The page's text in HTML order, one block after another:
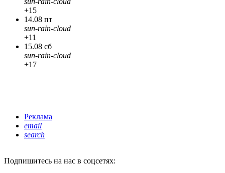
+15
14.08 пт
sun-rain-cloud
+11
15.08 сб
sun-rain-cloud
+17
Реклама
email
search
Подпишитесь на нас в соцсетях: